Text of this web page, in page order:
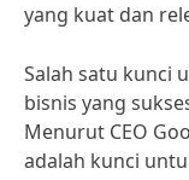
yang kuat dan
Salah satu kunci
bisnis yang
Menurut CEO
adalah kunci